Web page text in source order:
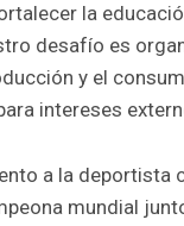
la
desafío es
y el
intereses
a la deportista
mundial